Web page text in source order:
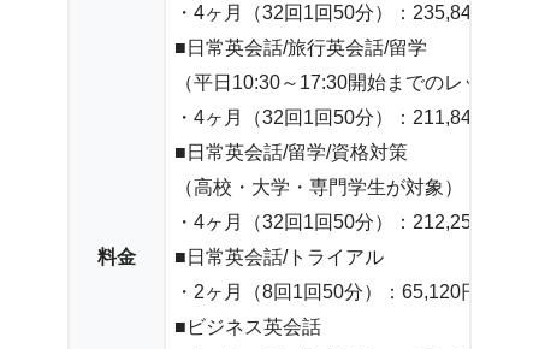
料金
・4ヶ月（32回1回50分）：235,840円～
■日常英会話/旅行英会話/留学
（平日10:30～17:30開始までのレッスン
・4ヶ月（32回1回50分）：211,840円～
■日常英会話/留学/資格対策
（高校・大学・専門学生が対象）
・4ヶ月（32回1回50分）：212,256円～
■日常英会話/トライアル
・2ヶ月（8回1回50分）：65,120円～
■ビジネス英会話